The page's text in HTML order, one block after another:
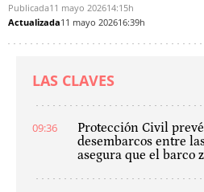
Publicada11 mayo 202614:15h
Actualizada11 mayo 202616:39h
LAS CLAVES
09:36
Protección Civil
desembarcos entre
asegura que el barco